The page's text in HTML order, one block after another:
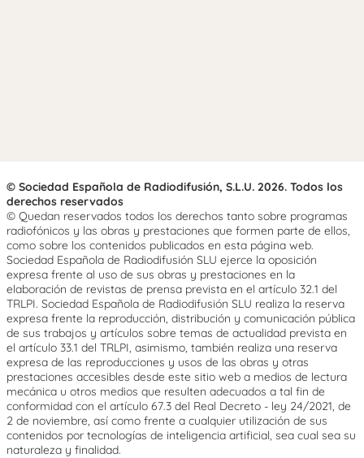
© Sociedad Española de Radiodifusión, S.L.U. 2026. Todos los
derechos reservados
© Quedan reservados todos los derechos tanto sobre programas
radiofónicos y las obras y prestaciones que formen parte de ellos,
como sobre los contenidos publicados en esta página web.
Sociedad Española de Radiodifusión SLU ejerce la oposición
expresa frente al uso de sus obras y prestaciones en la
elaboración de revistas de prensa prevista en el artículo 32.1 del
TRLPI. Sociedad Española de Radiodifusión SLU realiza la reserva
expresa frente la reproducción, distribución y comunicación pública
de sus trabajos y artículos sobre temas de actualidad prevista en
el artículo 33.1 del TRLPI, asimismo, también realiza una reserva
expresa de las reproducciones y usos de las obras y otras
prestaciones accesibles desde este sitio web a medios de lectura
mecánica u otros medios que resulten adecuados a tal fin de
conformidad con el artículo 67.3 del Real Decreto - ley 24/2021, de
2 de noviembre, así como frente a cualquier utilización de sus
contenidos por tecnologías de inteligencia artificial, sea cual sea su
naturaleza y finalidad.